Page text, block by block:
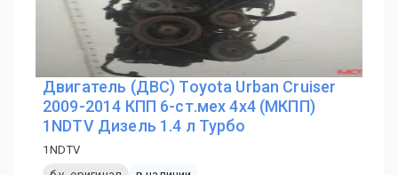
Двигатель (ДВС) Toyota Urban Cruiser
2009-2014 КПП 6-ст.мех 4х4 (МКПП)
1NDTV Дизель 1.4 л Турбо
1NDTV